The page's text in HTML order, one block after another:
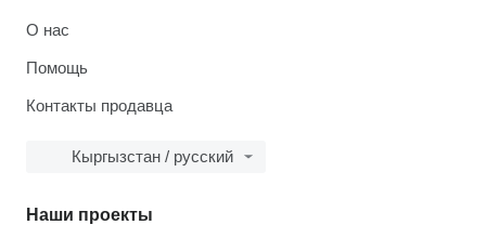
О нас
Помощь
Контакты продавца
Кыргызстан / русский
Наши проекты